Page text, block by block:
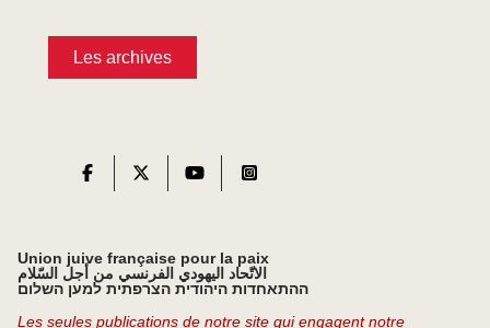
Les archives
Union juive française pour la paix
الاتّحاد اليهودي الفرنسي من أجل السّلام
ההתאחדות היהודית הצרפתית למען השלום
Les seules publications de notre site qui engagent notre